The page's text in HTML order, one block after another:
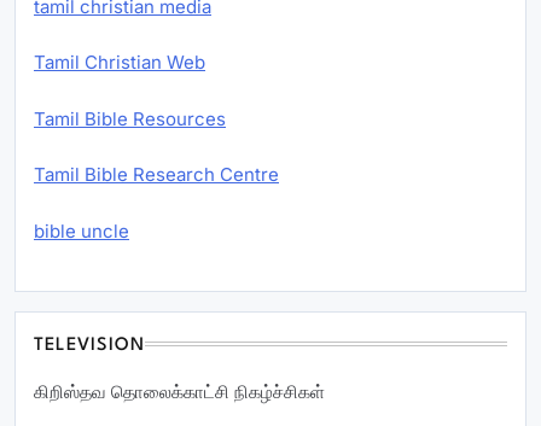
tamil christian media
Tamil Christian Web
Tamil Bible Resources
Tamil Bible Research Centre
bible uncle
TELEVISION
கிறிஸ்தவ தொலைக்காட்சி நிகழ்ச்சிகள்